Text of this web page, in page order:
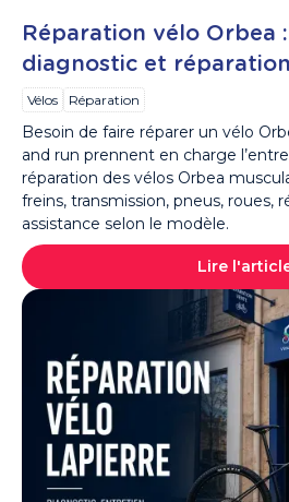
Réparation vélo Orbea
diagnostic et
Vélos Réparation
Besoin de faire réparer un vélo
and run prennent en charge
réparation des vélos Orbea
freins, transmission, pneus, roues,
assistance selon le modèle.
Lire